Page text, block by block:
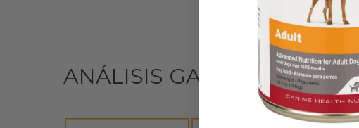
ANÁLISIS GARANTIZADO: